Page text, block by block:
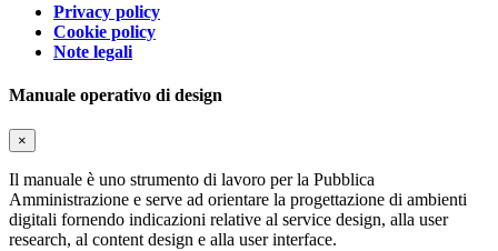
Privacy policy
Cookie policy
Note legali
Manuale operativo di design
×
Il manuale è uno strumento di lavoro per la Pubblica
Amministrazione e serve ad orientare la progettazione di ambienti
digitali fornendo indicazioni relative al service design, alla user
research, al content design e alla user interface.